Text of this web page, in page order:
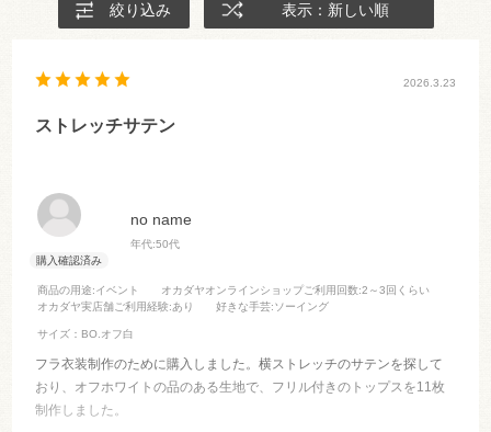
絞り込み 表示：新しい順
no name
年代:50代
商品の用途:イベント オカダヤオンラインショップご利用回数:2～3回くらい
オカダヤ実店舗ご利用経験:あり 好きな手芸:ソーイング
サイズ：BO.オフ白
2026.3.23
ストレッチサテン
フラ衣装制作のために購入しました。横ストレッチのサテンを探して
おり、オフホワイトの品のある生地で、フリル付きのトップスを11枚
制作しました。